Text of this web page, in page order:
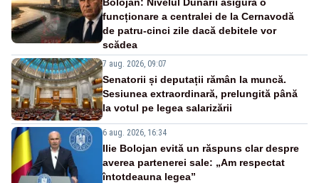
funcționare a centralei de la Cernavodă
de patru-cinci zile dacă debitele vor
scădea
7 aug. 2026, 09:07
Senatorii și deputații rămân la muncă.
Sesiunea extraordinară, prelungită până
la votul pe legea salarizării
6 aug. 2026, 16:34
Ilie Bolojan evită un răspuns clar despre
averea partenerei sale: „Am respectat
întotdeauna legea”